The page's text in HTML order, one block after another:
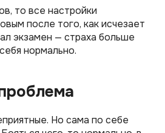
то все настройки
после того, как исчезает
экзамен — страха больше
нормально.
Но сама по себе